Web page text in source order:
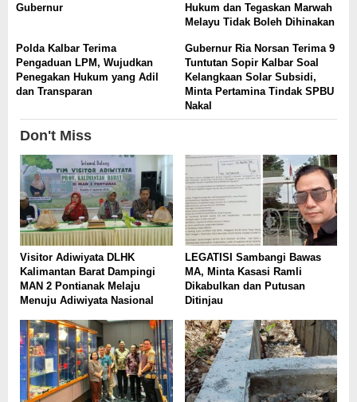
Gubernur
Hukum dan Tegaskan Marwah
Melayu Tidak Boleh Dihinakan
Polda Kalbar Terima
Pengaduan LPM, Wujudkan
Penegakan Hukum yang Adil
dan Transparan
Gubernur Ria Norsan Terima 9
Tuntutan Sopir Kalbar Soal
Kelangkaan Solar Subsidi,
Minta Pertamina Tindak SPBU
Nakal
Don't Miss
Visitor Adiwiyata DLHK
Kalimantan Barat Dampingi
MAN 2 Pontianak Melaju
Menuju Adiwiyata Nasional
LEGATISI Sambangi Bawas
MA, Minta Kasasi Ramli
Dikabulkan dan Putusan
Ditinjau